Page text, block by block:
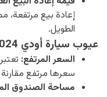
إعادة بيع مرتفعة،
الطويل.
عيوب سيارة أودي A6 2024
السعر المرتفع:
سعرها مرتفع
مساحة الصندوق